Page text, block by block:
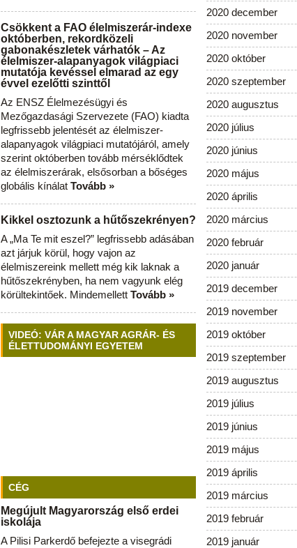
Csökkent a FAO élelmiszerár-indexe
októberben, rekordközeli
gabonakészletek várhatók – Az
élelmiszer-alapanyagok világpiaci
mutatója kevéssel elmarad az egy
évvel ezelőtti szinttől
Az ENSZ Élelmezésügyi és
Mezőgazdasági Szervezete (FAO) kiadta
legfrissebb jelentését az élelmiszer-
alapanyagok világpiaci mutatójáról, amely
szerint októberben tovább mérséklődtek
az élelmiszerárak, elsősorban a bőséges
globális kínálat Tovább »
Kikkel osztozunk a hűtőszekrényen?
A „Ma Te mit eszel?” legfrissebb adásában
azt járjuk körül, hogy vajon az
élelmiszereink mellett még kik laknak a
hűtőszekrényben, ha nem vagyunk elég
körültekintőek. Mindemellett Tovább »
VIDEÓ: VÁR A MAGYAR AGRÁR- ÉS
ÉLETTUDOMÁNYI EGYETEM
CÉG
Megújult Magyarország első erdei
iskolája
A Pilisi Parkerdő befejezte a visegrádi
2020 december
2020 november
2020 október
2020 szeptember
2020 augusztus
2020 július
2020 június
2020 május
2020 április
2020 március
2020 február
2020 január
2019 december
2019 november
2019 október
2019 szeptember
2019 augusztus
2019 július
2019 június
2019 május
2019 április
2019 március
2019 február
2019 január